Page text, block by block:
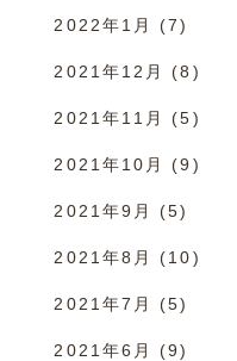
2022年1月 (7)
2021年12月 (8)
2021年11月 (5)
2021年10月 (9)
2021年9月 (5)
2021年8月 (10)
2021年7月 (5)
2021年6月 (9)